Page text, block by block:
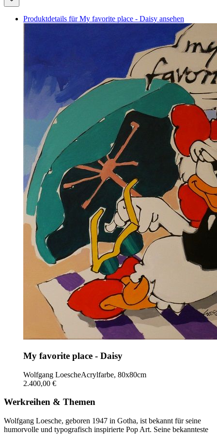
Produktdetails für My favorite place - Daisy ansehen
My favorite place - Daisy
Wolfgang LoescheAcrylfarbe, 80x80cm
2.400,00 €
Werkreihen & Themen
Wolfgang Loesche, geboren 1947 in Gotha, ist bekannt für seine
humorvolle und typografisch inspirierte Pop Art. Seine bekannteste